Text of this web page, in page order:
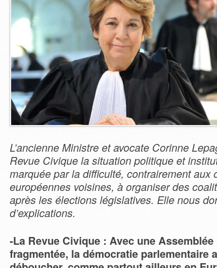
L’ancienne Ministre et avocate Corinne
Revue Civique la situation politique et
marquée par la difficulté, contrairement aux
européennes voisines, à organiser des
après les élections législatives. Elle nous
d’explications.
-La Revue Civique : Avec une
fragmentée, la démocratie parlementaire